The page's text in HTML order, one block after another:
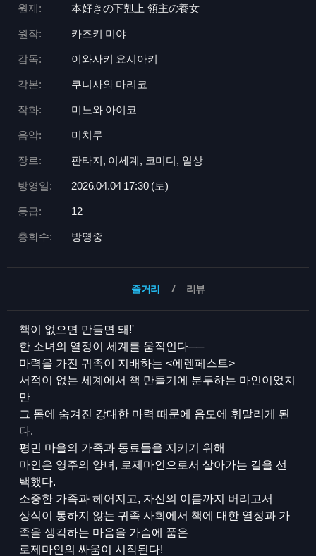
원제: 本好きの下剋上 領主の養女
원작: 카즈키 미야
감독: 이와사키 요시아키
각본: 쿠니사와 마리코
작화: 미노와 아이코
음악: 미치루
장르: 판타지, 이세계, 코미디, 일상
방영일: 2026.04.04 17:30 (토)
등급: 12
총화수: 방영중
줄거리 리뷰
책이 없으면 만들면 돼!'
한 소녀의 열정이 세계를 움직인다──
마력을 가진 귀족이 지배하는 <에렌페스트>
서적이 없는 세계에서 책 만들기에 분투하는 마인이었지
만
그 몸에 숨겨진 강대한 마력 때문에 음모에 휘말리게 된
다.
평민 마을의 가족과 동료들을 지키기 위해
마인은 영주의 양녀, 로제마인으로서 살아가는 길을 선
택했다.
소중한 가족과 헤어지고, 자신의 이름까지 버리고서
상식이 통하지 않는 귀족 사회에서 책에 대한 열정과 가
족을 생각하는 마음을 가슴에 품은
로제마인의 싸움이 시작된다!